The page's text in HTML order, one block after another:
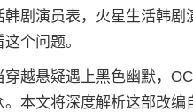
韩剧演员表，火星生活韩
这个问题。
穿越悬疑遇上黑色幽默，
。本文将深度解析这部改